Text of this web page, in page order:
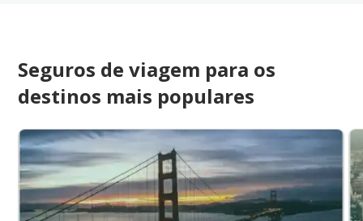
Seguros de viagem para os
destinos mais populares